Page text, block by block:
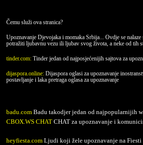
Čemu služi ova stranica?
Upoznavanje Djevojaka i momaka Srbija... Ovdje se
potražiti ljubavnu vezu ili ljubav svog života, a neke od tih
tinder.com: Tinder jedan od najposjećenijih sajtova za
dijaspora.online: Dijaspora oglasi za upoznavanje
postavljanje i laka pretraga oglasa za upoznavanje
badu.com Badu takodjer jedan od najpopularnijih
CBOX.WS CHAT CHAT za upoznavanje i
heyfiesta.com Ljudi koji žele upoznavanje na